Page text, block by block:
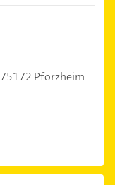
75172 Pforzheim